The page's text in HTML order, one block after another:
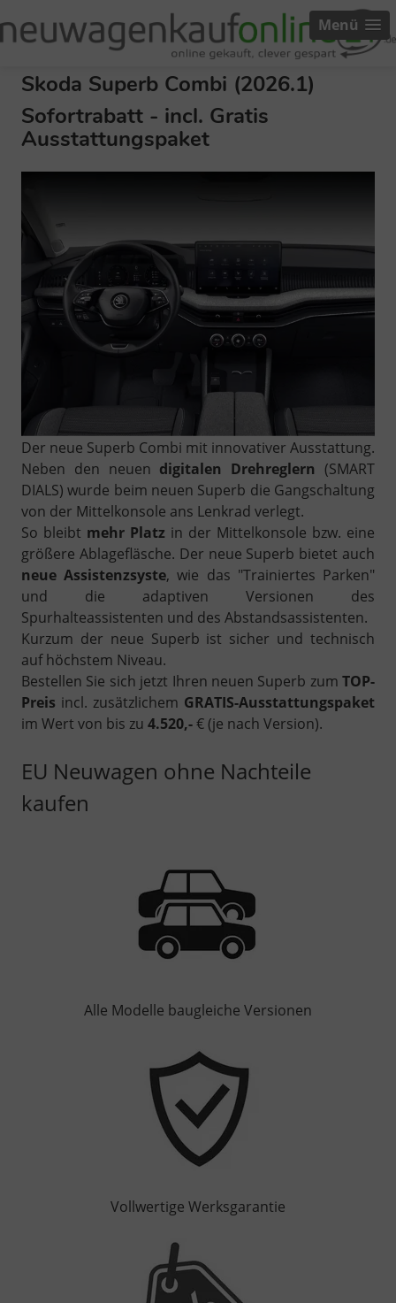
Menü
Skoda Superb Combi (2026.1)
Sofortrabatt - incl. Gratis
Ausstattungspaket
Der neue Superb Combi mit innovativer Ausstattung.
Neben den neuen digitalen Drehreglern (SMART
DIALS) wurde beim neuen Superb die Gangschaltung
von der Mittelkonsole ans Lenkrad verlegt.
So bleibt mehr Platz in der Mittelkonsole bzw. eine
größere Ablagefläsche. Der neue Superb bietet auch
neue Assistenzsyste, wie das "Trainiertes Parken"
und die adaptiven Versionen des
Spurhalteassistenten und des Abstandsassistenten.
Kurzum der neue Superb ist sicher und technisch
auf höchstem Niveau.
Bestellen Sie sich jetzt Ihren neuen Superb zum TOP-
Preis incl. zusätzlichem GRATIS-Ausstattungspaket
im Wert von bis zu 4.520,-€ (je nach Version).
EU Neuwagen ohne Nachteile
kaufen
Alle Modelle baugleiche Versionen
Vollwertige Werksgarantie